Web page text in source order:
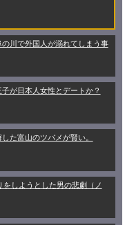
の川で外国人が溺れてしまう事
が日本人女性とデートか？
た富山のツバメが賢い。
をしようとした男の悲劇（ノ